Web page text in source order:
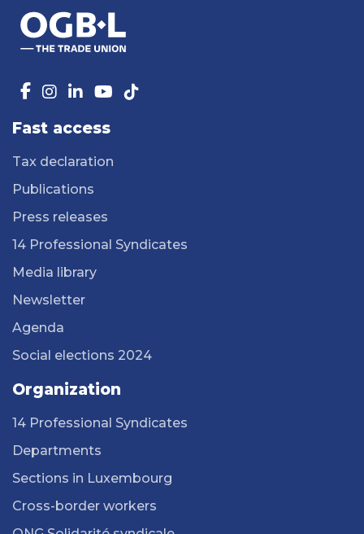
Fast access
Tax declaration
Publications
Press releases
14 Professional Syndicates
Media library
Newsletter
Agenda
Social elections 2024
Organization
14 Professional Syndicates
Departments
Sections in Luxembourg
Cross-border workers